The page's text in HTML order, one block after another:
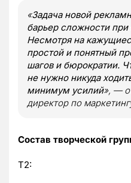
«Задача новой
барьер сложности
Несмотря на
простой и понятный
шагов и бюрократии.
не нужно никуда
минимум усилий», —
директор по
Состав творческой
T2: